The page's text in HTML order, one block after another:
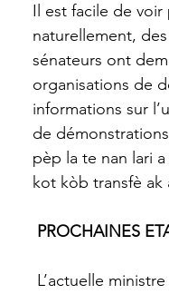
Il est facile de
naturellement,
sénateurs ont
organisations de
informations sur
de
pèp la te nan lari
kot kòb transfè ak
PROCHAINES